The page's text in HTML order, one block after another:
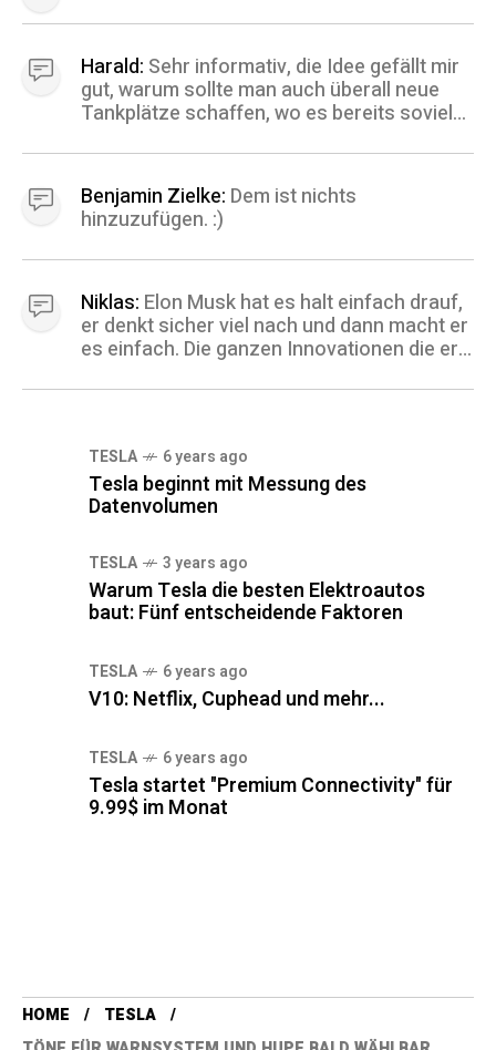
Harald: Sehr informativ, die Idee gefällt mir
gut, warum sollte man auch überall neue
Tankplätze schaffen, wo es bereits soviele
Mobilität zu nutzen liegt deshalb ja wohl
sehr nahe.
Benjamin Zielke: Dem ist nichts
hinzuzufügen. :)
Niklas: Elon Musk hat es halt einfach drauf,
er denkt sicher viel nach und dann macht er
es einfach. Die ganzen Innovationen die er
frage mich immer, was er wohl als nächstes
TESLA 6 years ago
Tesla beginnt mit Messung des
Datenvolumen
TESLA 3 years ago
Warum Tesla die besten Elektroautos
baut: Fünf entscheidende Faktoren
TESLA 6 years ago
V10: Netflix, Cuphead und mehr...
TESLA 6 years ago
Tesla startet "Premium Connectivity" für
9.99$ im Monat
HOME
TESLA